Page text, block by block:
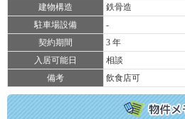
建物構造
鉄骨造
駐車場設備
-
契約期間
3 年
入居可能日
相談
備考
飲食店可